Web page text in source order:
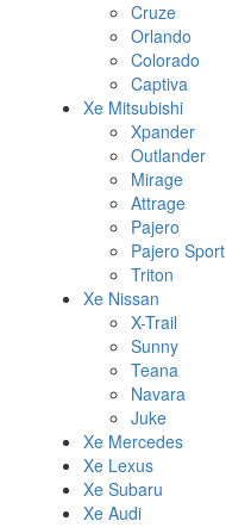
Cruze
Orlando
Colorado
Captiva
Xe Mitsubishi
Xpander
Outlander
Mirage
Attrage
Pajero
Pajero Sport
Triton
Xe Nissan
X-Trail
Sunny
Teana
Navara
Juke
Xe Mercedes
Xe Lexus
Xe Subaru
Xe Audi